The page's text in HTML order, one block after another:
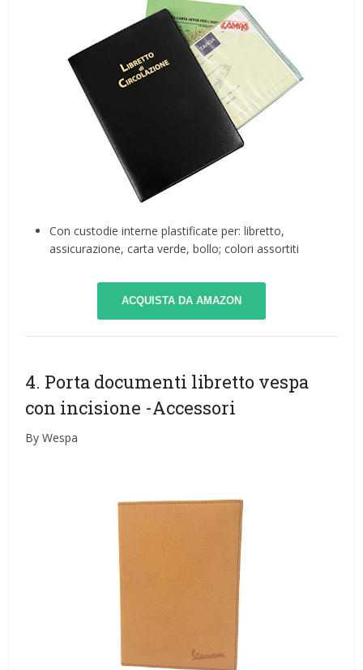
Con custodie interne plastificate per: libretto,
assicurazione, carta verde, bollo; colori assortiti
ACQUISTA DA AMAZON
4. Porta documenti libretto vespa
con incisione -Accessori
By Wespa